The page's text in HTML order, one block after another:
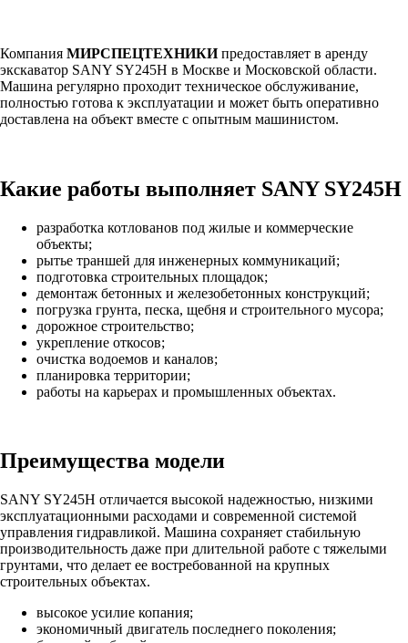
Компания МИРСПЕЦТЕХНИКИпредоставляет в аренду
экскаватор SANY SY245H в Москве и Московской области.
Машина регулярно проходит техническое обслуживание,
полностью готова к эксплуатации и может быть оперативно
доставлена на объект вместе с опытным машинистом.
Какие работы выполняет SANY SY245H
разработка котлованов под жилые и коммерческие
объекты;
рытье траншей для инженерных коммуникаций;
подготовка строительных площадок;
демонтаж бетонных и железобетонных конструкций;
погрузка грунта, песка, щебня и строительного мусора;
дорожное строительство;
укрепление откосов;
очистка водоемов и каналов;
планировка территории;
работы на карьерах и промышленных объектах.
Преимущества модели
SANY SY245H отличается высокой надежностью, низкими
эксплуатационными расходами и современной системой
управления гидравликой. Машина сохраняет стабильную
производительность даже при длительной работе с тяжелыми
грунтами, что делает ее востребованной на крупных
строительных объектах.
высокое усилие копания;
экономичный двигатель последнего поколения;